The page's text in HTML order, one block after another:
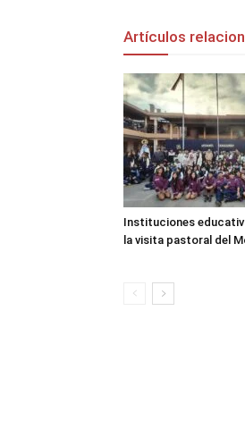
Artículos
Instituciones
la visita pastoral del